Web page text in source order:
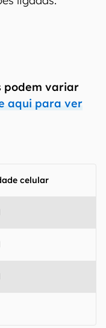
podem variar
aqui para ver
celular